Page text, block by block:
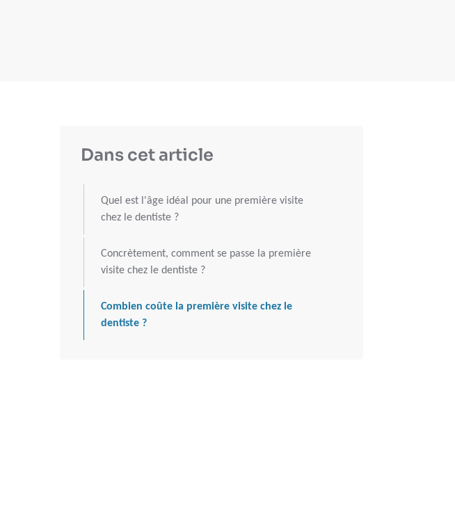
Dans cet article
Quel est l'âge idéal pour une première visite
chez le dentiste ?
Concrètement, comment se passe la première
visite chez le dentiste ?
Combien coûte la première visite chez le
dentiste ?